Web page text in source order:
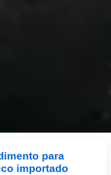
para
importado